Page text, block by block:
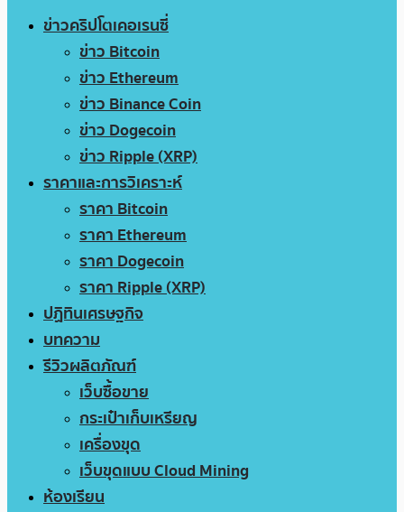
ข่าวคริปโตเคอเรนซี่
ข่าว Bitcoin
ข่าว Ethereum
ข่าว Binance Coin
ข่าว Dogecoin
ข่าว Ripple (XRP)
ราคาและการวิเคราะห์
ราคา Bitcoin
ราคา Ethereum
ราคา Dogecoin
ราคา Ripple (XRP)
ปฏิทินเศรษฐกิจ
บทความ
รีวิวผลิตภัณฑ์
เว็บซื้อขาย
กระเป๋าเก็บเหรียญ
เครื่องขุด
เว็บขุดแบบ Cloud Mining
ห้องเรียน